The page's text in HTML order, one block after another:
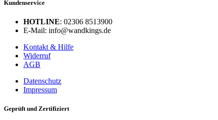
Kundenservice
HOTLINE: 02306 8513900
E-Mail: info@wandkings.de
Kontakt & Hilfe
Widerruf
AGB
Datenschutz
Impressum
Geprüft und Zertifiziert